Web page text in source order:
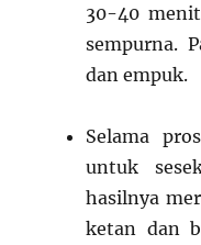
30-40
sempurna.
dan empuk.
Selama
untuk
hasilnya
ketan dan